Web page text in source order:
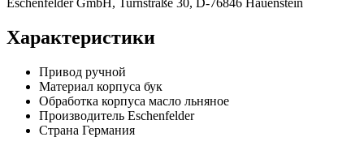
Характеристики
Привод ручной
Материал корпуса бук
Обработка корпуса масло льняное
Производитель Eschenfelder
Страна Германия